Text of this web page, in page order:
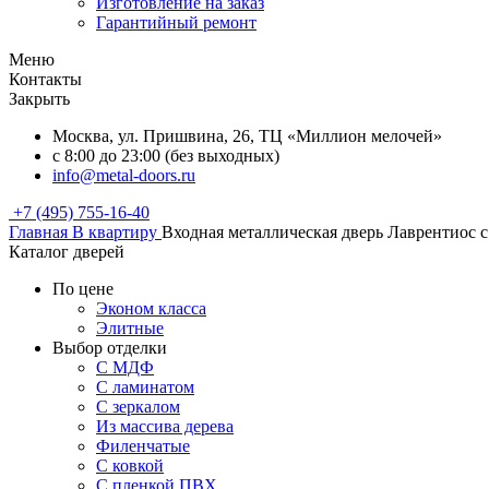
Гарантийный ремонт
Меню
Контакты
Закрыть
Москва, ул. Пришвина, 26, ТЦ «Миллион мелочей»
с 8:00 до 23:00 (без выходных)
info@metal-doors.ru
+7 (495) 755-16-40
Главная В квартиру Входная металлическая дверь
Каталог дверей
По цене
Эконом класса
Элитные
Выбор отделки
С МДФ
С ламинатом
С зеркалом
Из массива дерева
Филенчатые
С ковкой
С пленкой ПВХ